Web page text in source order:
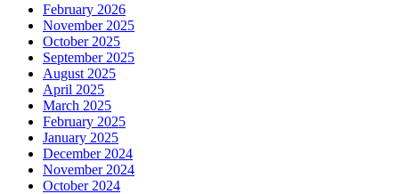
February 2026
November 2025
October 2025
September 2025
August 2025
April 2025
March 2025
February 2025
January 2025
December 2024
November 2024
October 2024